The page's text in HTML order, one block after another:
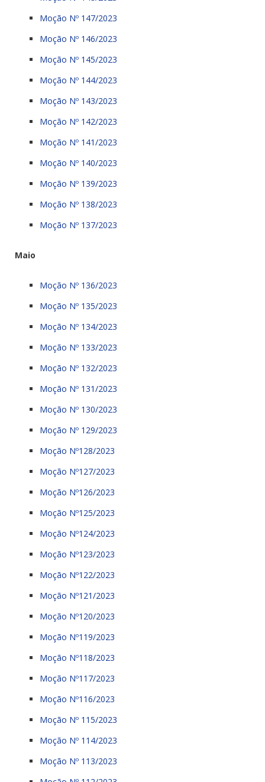
Moção Nº 147/2023
Moção Nº 146/2023
Moção Nº 145/2023
Moção Nº 144/2023
Moção Nº 143/2023
Moção Nº 142/2023
Moção Nº 141/2023
Moção Nº 140/2023
Moção Nº 139/2023
Moção Nº 138/2023
Moção Nº 137/2023
Maio
Moção Nº 136/2023
Moção Nº 135/2023
Moção Nº 134/2023
Moção Nº 133/2023
Moção Nº 132/2023
Moção Nº 131/2023
Moção Nº 130/2023
Moção Nº 129/2023
Moção Nº128/2023
Moção Nº127/2023
Moção Nº126/2023
Moção Nº125/2023
Moção Nº124/2023
Moção Nº123/2023
Moção Nº122/2023
Moção Nº121/2023
Moção Nº120/2023
Moção Nº119/2023
Moção Nº118/2023
Moção Nº117/2023
Moção Nº116/2023
Moção Nº 115/2023
Moção Nº 114/2023
Moção Nº 113/2023